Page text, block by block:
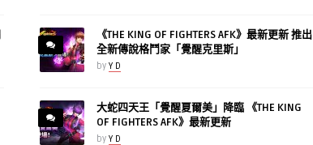
《THE KING OF FIGHTERS AFK》最新更新 推出
全新傳說格鬥家「覺醒克里斯」
by Y D
大蛇四天王「覺醒夏爾美」降臨 《THE KING
OF FIGHTERS AFK》最新更新
by Y D